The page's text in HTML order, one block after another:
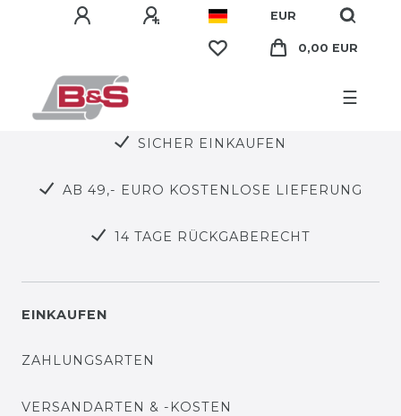
EUR
0,00 EUR
☰
SICHER EINKAUFEN
AB 49,- EURO KOSTENLOSE LIEFERUNG
14 TAGE RÜCKGABERECHT
EINKAUFEN
ZAHLUNGSARTEN
VERSANDARTEN & -KOSTEN